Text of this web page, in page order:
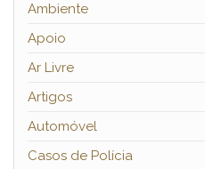
Ambiente
Apoio
Ar Livre
Artigos
Automóvel
Casos de Polícia